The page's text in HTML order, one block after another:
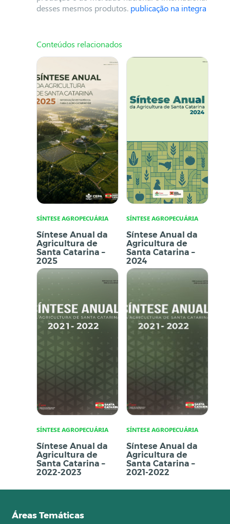
desses mesmos produtos. publicação na integra
Conteúdos relacionados
SÍNTESE AGROPECUÁRIA
Síntese Anual da
Agricultura de
Santa Catarina –
2025
SÍNTESE AGROPECUÁRIA
Síntese Anual da
Agricultura de
Santa Catarina –
2024
SÍNTESE AGROPECUÁRIA
Síntese Anual da
Agricultura de
Santa Catarina –
2022-2023
SÍNTESE AGROPECUÁRIA
Síntese Anual da
Agricultura de
Santa Catarina –
2021-2022
Áreas Temáticas